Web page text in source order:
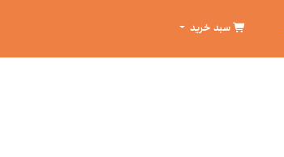
سبد خرید